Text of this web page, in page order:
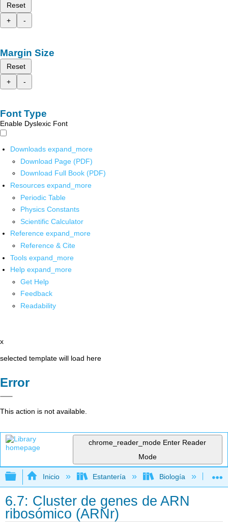
Reset
+
-
Margin Size
Reset
+
-
Font Type
Enable Dyslexic Font
Downloads expand_more
Download Page (PDF)
Download Full Book (PDF)
Resources expand_more
Periodic Table
Physics Constants
Scientific Calculator
Reference expand_more
Reference & Cite
Tools expand_more
Help expand_more
Get Help
Feedback
Readability
x
selected template will load here
Error
This action is not available.
chrome_reader_mode Enter Reader
Mode
Expandir/contraer jerarquía global
Inicio Estantería Biología
6.7: Cluster de genes de ARN
ribosómico (ARNr)